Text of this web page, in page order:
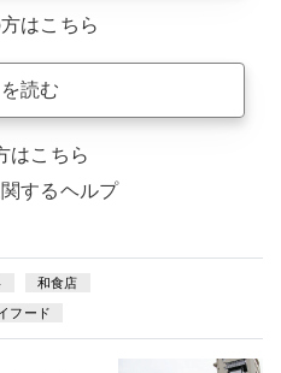
はこちら
読む
はこちら
するヘルプ
和食店
フード